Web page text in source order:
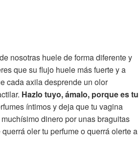
nosotras huele de forma diferente y
que su flujo huele más fuerte y a
cada axila desprende un olor
Hazlo tuyo, ámalo, porque es tu
íntimos y deja que tu vagina
dinero por unas braguitas
oler tu perfume o querrá olerte a